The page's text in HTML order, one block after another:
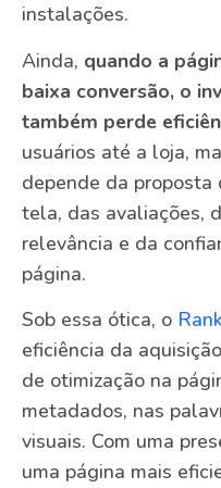
instalações.
Ainda, quando a
baixa conversão, o
também perde
usuários até a loja,
depende da
tela, das avaliações,
relevância e da
página.
Sob essa ótica, o
eficiência da
de otimização na
metadados, nas
visuais. Com uma
uma página mais